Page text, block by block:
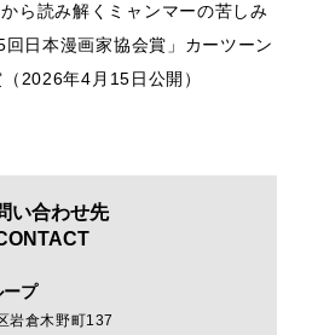
読み解くミャンマーの苦しみ
回日本漫画家協会賞」カーツーン
2026年4月15日公開）
い合わせ先
プ
岩倉木野町137